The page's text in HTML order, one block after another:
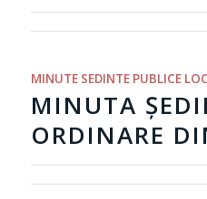
MINUTE SEDINTE PUBLICE
MINUTA
ORDINARE